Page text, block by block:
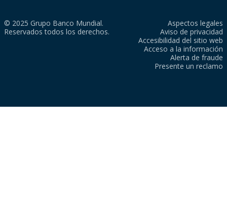
© 2025 Grupo Banco Mundial.
Reservados todos los derechos.
Aspectos legales
Aviso de privacidad
Accesibilidad del sitio web
Acceso a la información
Alerta de fraude
Presente un reclamo